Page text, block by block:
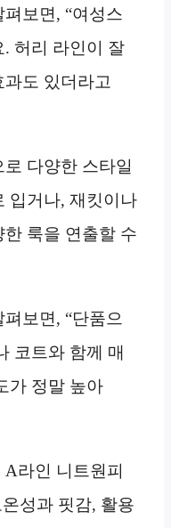
보면, “여성스
허리 라인이 잘
도 있더라고
다양한 스타일
입거나, 재킷이나
룩을 연출할 수
보면, “단품으
코트와 함께 매
가 정말 높아
라인 니트원피
성과 핏감, 활용